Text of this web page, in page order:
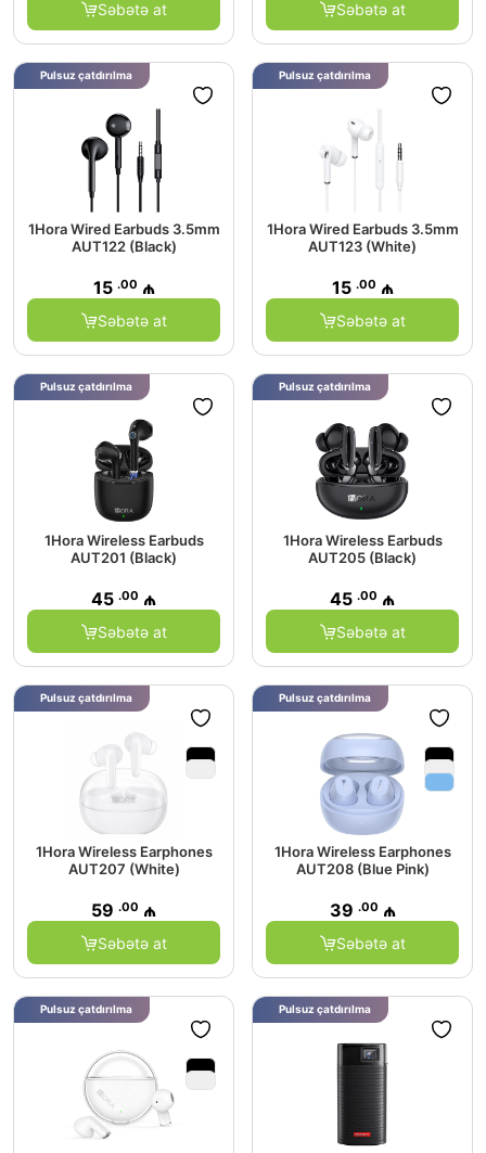
Səbətə at Səbətə at
1Hora Wired Earbuds 3.5mm
AUT122 (Black)
15 .00 ₼
Səbətə at
Pulsuz çatdırılma
1Hora Wired Earbuds 3.5mm
AUT123 (White)
15 .00 ₼
Səbətə at
Pulsuz çatdırılma
1Hora Wireless Earbuds
AUT201 (Black)
45 .00 ₼
Səbətə at
Pulsuz çatdırılma
1Hora Wireless Earbuds
AUT205 (Black)
45 .00 ₼
Səbətə at
Pulsuz çatdırılma
1Hora Wireless Earphones
AUT207 (White)
59 .00 ₼
Səbətə at
Pulsuz çatdırılma
1Hora Wireless Earphones
AUT208 (Blue Pink)
39 .00 ₼
Səbətə at
Pulsuz çatdırılma
Pulsuz çatdırılma Pulsuz çatdırılma